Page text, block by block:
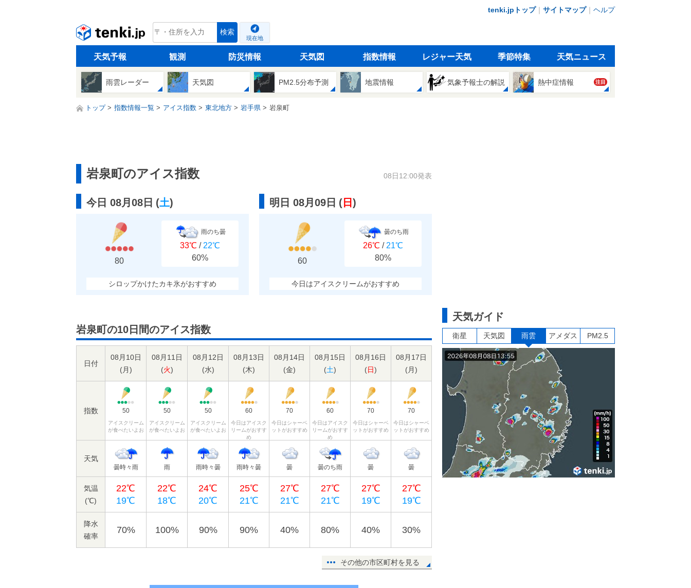
tenki.jpトップ｜ サイトマップ｜ ヘルプ
tenki.jp 検索
現在地
天気予報 観測 防災情報 天気図 指数情報 レジャー天気 季節特集 天気ニュース
雨雲レーダー 天気図 PM2.5分布予測 地震情報 気象予報士の解説 熱中症情報 注目
トップ 指数情報一覧 アイス指数 東北地方 岩手県 岩泉町
岩泉町のアイス指数 08日12:00発表
今日 08月08日 (土)
80
雨のち曇
33℃ / 22℃
60%
シロップかけたカキ氷がおすすめ
明日 08月09日 ( 日 )
60
曇のち雨
26℃ / 21℃
80%
今日はアイスクリームがおすすめ
岩泉町の10日間のアイス指数
日付
08月10日
(月)
08月11日
(火)
08月12日
(水)
08月13日
(木)
08月14日
(金)
08月15日
(土)
08月16日
(日)
08月17日
(月)
指数 50
アイスクリーム
が食べたいよお
50
アイスクリーム
が食べたいよお
50
アイスクリーム
が食べたいよお
60
今日はアイスク
リームがおすす
め
70
今日はシャーベ
ットがおすすめ
60
今日はアイスク
リームがおすす
め
70
今日はシャーベ
ットがおすすめ
70
今日はシャーベ
ットがおすすめ
天気
曇時々雨 雨 雨時々曇 雨時々曇 曇 曇のち雨 曇 曇
気温
(℃)
22℃
19℃
22℃
18℃
24℃
20℃
25℃
21℃
27℃
21℃
27℃
21℃
27℃
19℃
27℃
19℃
降水
確率
70% 100% 90% 90% 40% 80% 40% 30%
その他の市区町村を見る
天気ガイド
衛星 天気図 雨雲 アメダス PM2.5